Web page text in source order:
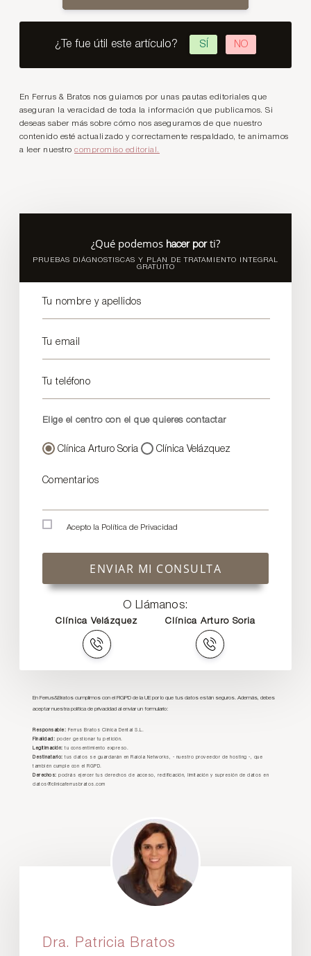
¿Te fue útil este artículo? SÍ NO
En Ferrus & Bratos nos guiamos por unas pautas editoriales que
aseguran la veracidad de toda la información que publicamos. Si
deseas saber más sobre cómo nos aseguramos de que nuestro
contenido esté actualizado y correctamente respaldado, te animamos
a leer nuestrocompromiso editorial.
¿Qué podemos hacer porti?
PRUEBAS DIÁGNOSTISCAS Y PLAN DE TRATAMIENTO INTEGRAL
GRATUITO
Tu nombre y apellidos
Tu email
Tu teléfono
Elige el centro con el que quieres contactar
Clínica Arturo Soria Clínica Velázquez
Comentarios
Acepto la Política de Privacidad
ENVIAR MI CONSULTA
O Llámanos:
Clínica Velázquez Clínica Arturo Soria
En Ferrus&Bratos cumplimos con el RGPD de la UE por lo que tus datos están seguros. Además, debes
aceptar nuestra política de privacidad al enviar un formulario:
Responsable: Ferrus Bratos Clínica Dental S.L.
Finalidad: poder gestionar tu petición.
Legitimación: tu consentimiento expreso.
Destinatario: tus datos se guardarán en Raiola Networks, - nuestro proveedor de hosting -, que
también cumple con el RGPD.
Derechos: podrás ejercer tus derechos de acceso, rectificación, limitación y supresión de datos en
datos@clinicaferrusbratos.com
Dra. Patricia Bratos